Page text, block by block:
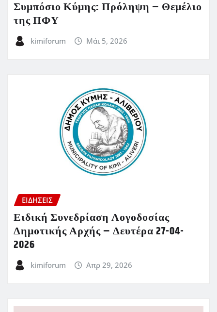
Συμπόσιο Κύμης: Πρόληψη – Θεμέλιο
της ΠΦΥ
kimiforum Μάι 5, 2026
ΕΙΔΗΣΕΙΣ
Ειδική Συνεδρίαση Λογοδοσίας
Δημοτικής Αρχής – Δευτέρα 27-04-
2026
kimiforum Απρ 29, 2026